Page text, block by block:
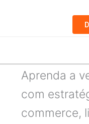
Aprenda a
com
commerce,